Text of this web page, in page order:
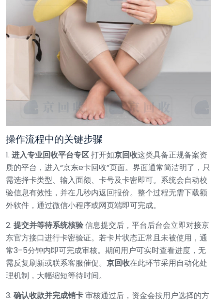
操作流程中的关键步骤
1. 进入专业回收平台专区打开如京回收这类具备正规备案资
质的平台，进入“京东e卡回收”页面。界面通常简洁明了，只
需选择卡类型、输入面额、卡号及卡密即可。系统会自动校
验信息有效性，并在几秒内返回报价。整个过程无需下载额
外软件，通过微信小程序或网页端即可完成。
2. 提交并等待系统核验信息提交后，平台后台会立即对接京
东官方接口进行卡密验证。若卡片状态正常且未被使用，通
常3–5分钟内即可完成审核。期间用户可实时查看进度，无
需反复刷新或联系客服催促。 京回收在此环节采用自动化处
理机制，大幅缩短等待时间。
3. 确认收款并完成销卡审核通过后，资金会按用户选择的方